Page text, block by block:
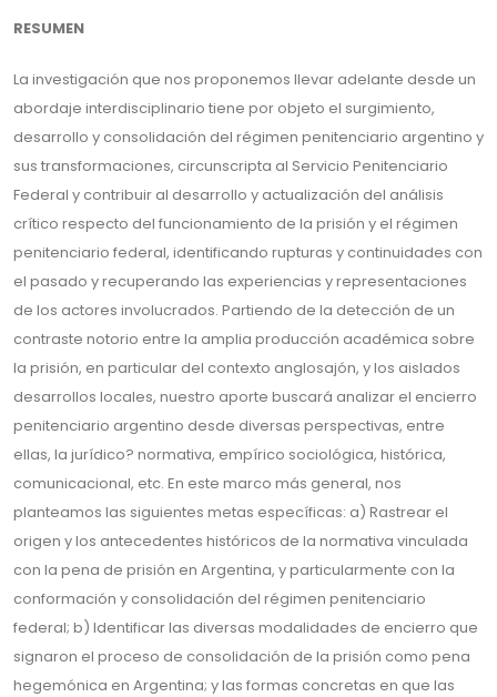
RESUMEN
La investigación que nos proponemos llevar adelante desde un
abordaje interdisciplinario tiene por objeto el surgimiento,
desarrollo y consolidación del régimen penitenciario argentino y
sus transformaciones, circunscripta al Servicio Penitenciario
Federal y contribuir al desarrollo y actualización del análisis
crítico respecto del funcionamiento de la prisión y el régimen
penitenciario federal, identificando rupturas y continuidades con
el pasado y recuperando las experiencias y representaciones
de los actores involucrados. Partiendo de la detección de un
contraste notorio entre la amplia producción académica sobre
la prisión, en particular del contexto anglosajón, y los aislados
desarrollos locales, nuestro aporte buscará analizar el encierro
penitenciario argentino desde diversas perspectivas, entre
ellas, la jurídico? normativa, empírico sociológica, histórica,
comunicacional, etc. En este marco más general, nos
planteamos las siguientes metas específicas: a) Rastrear el
origen y los antecedentes históricos de la normativa vinculada
con la pena de prisión en Argentina, y particularmente con la
conformación y consolidación del régimen penitenciario
federal; b) Identificar las diversas modalidades de encierro que
signaron el proceso de consolidación de la prisión como pena
hegemónica en Argentina; y las formas concretas en que las